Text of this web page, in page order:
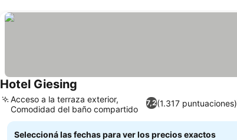
Hotel Giesing
7,2(1.317 puntuaciones)
Acceso a la terraza exterior,
Comodidad del baño compartido
Seleccioná las fechas para ver los precios exactos